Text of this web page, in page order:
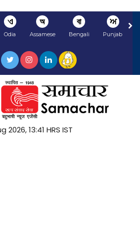
ଏ
Odia
অ
Assamese
বা
Bengali
ਅ
Punjabi
2026, 13:41 HRS IST